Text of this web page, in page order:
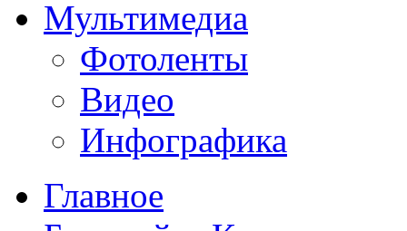
Мультимедиа
Фотоленты
Видео
Инфографика
Главное